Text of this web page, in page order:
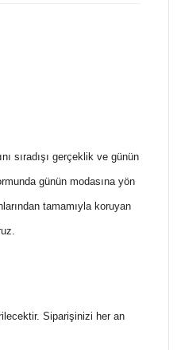
sıradışı gerçeklik ve günün
günün modasına yön
tamamıyla koruyan
Siparişinizi her an